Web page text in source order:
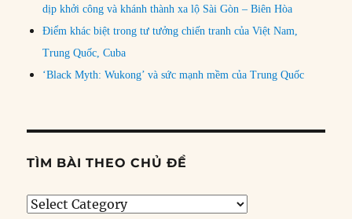
dịp khởi công và khánh thành xa lộ Sài Gòn – Biên Hòa
Điểm khác biệt trong tư tưởng chiến tranh của Việt Nam,
Trung Quốc, Cuba
‘Black Myth: Wukong’ và sức mạnh mềm của Trung Quốc
TÌM BÀI THEO CHỦ ĐỀ
Tìm